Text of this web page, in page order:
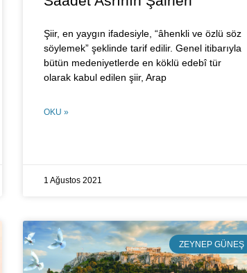
Şiir, en yaygın ifadesiyle, “âhenkli ve özlü söz
söylemek” şeklinde tarif edilir. Genel itibarıyla
bütün medeniyetlerde en köklü edebî tür
olarak kabul edilen şiir, Arap
OKU »
1 Ağustos 2021
ZEYNEP GÜNEŞ